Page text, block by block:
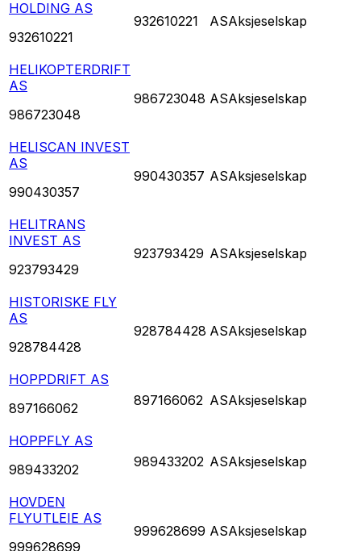
HOLDING AS
932610221
932610221 ASAksjeselskap
HELIKOPTERDRIFT
AS
986723048
986723048 ASAksjeselskap
HELISCAN INVEST
AS
990430357
990430357 ASAksjeselskap
HELITRANS
INVEST AS
923793429
923793429 ASAksjeselskap
HISTORISKE FLY
AS
928784428
928784428 ASAksjeselskap
HOPPDRIFT AS
897166062
897166062 ASAksjeselskap
HOPPFLY AS
989433202
989433202 ASAksjeselskap
HOVDEN
FLYUTLEIE AS
999628699
999628699 ASAksjeselskap